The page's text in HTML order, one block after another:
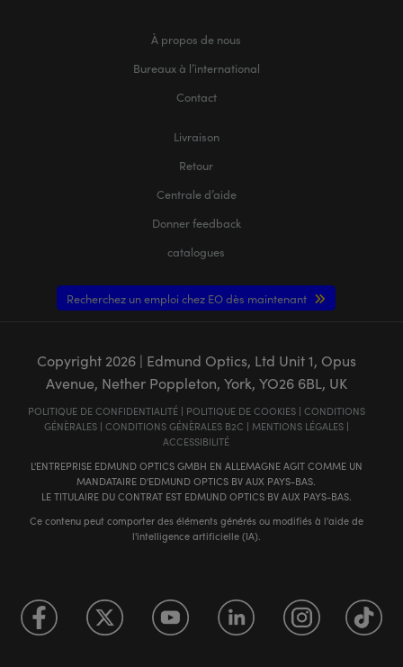
À propos de nous
Bureaux à l’international
Contact
Livraison
Retour
Centrale d’aide
Donner feedback
catalogues
Recherchez un emploi chez EO dès maintenant
Copyright 2026| Edmund Optics, Ltd Unit 1, Opus
Avenue, Nether Poppleton, York, YO26 6BL, UK
POLITIQUE DE CONFIDENTIALITÉ| POLITIQUE DE COOKIES| CONDITIONS
GÉNÈRALES| CONDITIONS GÉNÈRALES B2C | MENTIONS LÉGALES|
ACCESSIBILITÉ
L'ENTREPRISE EDMUND OPTICS GMBH EN ALLEMAGNE AGIT COMME UN
MANDATAIRE D'EDMUND OPTICS BV AUX PAYS-BAS.
LE TITULAIRE DU CONTRAT EST EDMUND OPTICS BV AUX PAYS-BAS.
Ce contenu peut comporter des éléments générés ou modifiés à l'aide de
l'intelligence artificielle (IA).